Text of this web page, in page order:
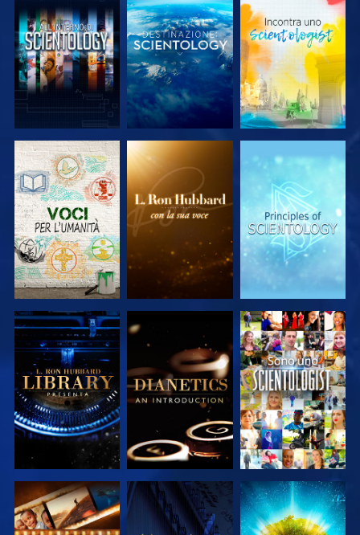
ESPLORA LE
SERIE
ESPLORA LE
SERIE
ESPLORA LE
SERIE
ESPLORA LE
SERIE
ESPLORA LE
SERIE
GUARDA
ESPLORA LE
GUARDA
ESPLORA LE